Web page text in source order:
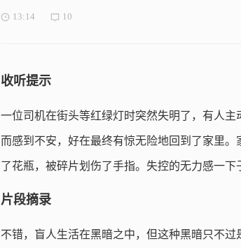
13:14 10
收听提示
一位司机在街头等红绿灯时突然失明了，有人
而感到不安，好在最终有惊无险地回到了家里
了花瓶，被碎片划伤了手指。失控的无力感一下
片段摘录
不错，盲人生活在黑暗之中，但这种黑暗只不